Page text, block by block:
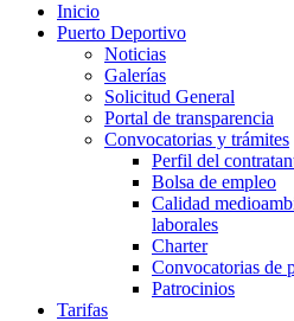
Inicio
Puerto Deportivo
Noticias
Galerías
Solicitud General
Portal de transparencia
Convocatorias y trámites
Perfil del
Bolsa de empleo
Calidad
laborales
Charter
Convocatorias de
Patrocinios
Tarifas